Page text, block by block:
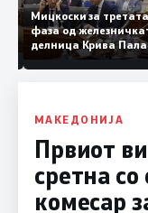
Мицкоски за
фаза од
делница Крива
– Деве Баир:
нема да заврши
целина
МАКЕДОНИЈА
Првиот
сретна
комесар